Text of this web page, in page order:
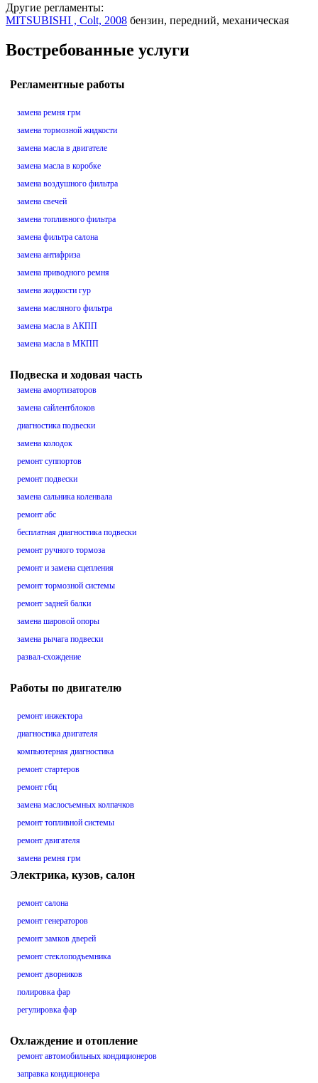
Другие регламенты:
MITSUBISHI , Colt, 2008 бензин, передний, механическая
Востребованные услуги
Регламентные работы
замена ремня грм
замена тормозной жидкости
замена масла в двигателе
замена масла в коробке
замена воздушного фильтра
замена свечей
замена топливного фильтра
замена фильтра салона
замена антифриза
замена приводного ремня
замена жидкости гур
замена масляного фильтра
замена масла в АКПП
замена масла в МКПП
Подвеска и ходовая часть
замена амортизаторов
замена сайлентблоков
диагностика подвески
замена колодок
ремонт суппортов
ремонт подвески
замена сальника коленвала
ремонт абс
бесплатная диагностика подвески
ремонт ручного тормоза
ремонт и замена сцепления
ремонт тормозной системы
ремонт задней балки
замена шаровой опоры
замена рычага подвески
развал-схождение
Работы по двигателю
ремонт инжектора
диагностика двигателя
компьютерная диагностика
ремонт стартеров
ремонт гбц
замена маслосъемных колпачков
ремонт топливной системы
ремонт двигателя
замена ремня грм
Электрика, кузов, салон
ремонт салона
ремонт генераторов
ремонт замков дверей
ремонт стеклоподъемника
ремонт дворников
полировка фар
регулировка фар
Охлаждение и отопление
ремонт автомобильных кондиционеров
заправка кондиционера